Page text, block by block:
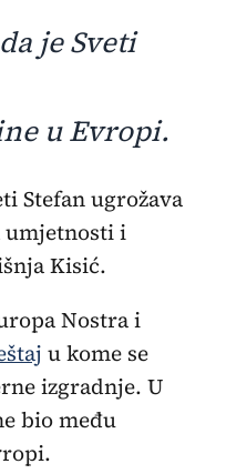
je Sveti
u Evropi.
i
Kisić.
Nostra i
u kome se
izgradnje. U
bio među